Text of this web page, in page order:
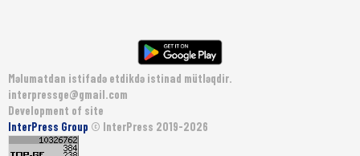
Məlumatdan istifadə etdikdə istinad mütləqdir.
interpressge@gmail.com
Development of site
InterPress Group © InterPress 2019-2026